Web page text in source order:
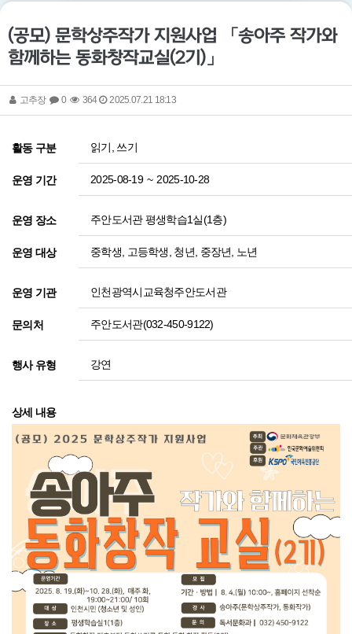
(공모) 문학상주작가 지원사업 「송아주 작가와
함께하는 동화창작교실(2기)」
고추장 0 364 2025.07.21 18:13
활동 구분 읽기, 쓰기
운영 기간 2025-08-19 ~ 2025-10-28
운영 장소 주안도서관 평생학습1실(1층)
운영 대상 중학생, 고등학생, 청년, 중장년, 노년
운영 기관 인천광역시교육청주안도서관
문의처 주안도서관(032-450-9122)
행사 유형 강연
상세 내용